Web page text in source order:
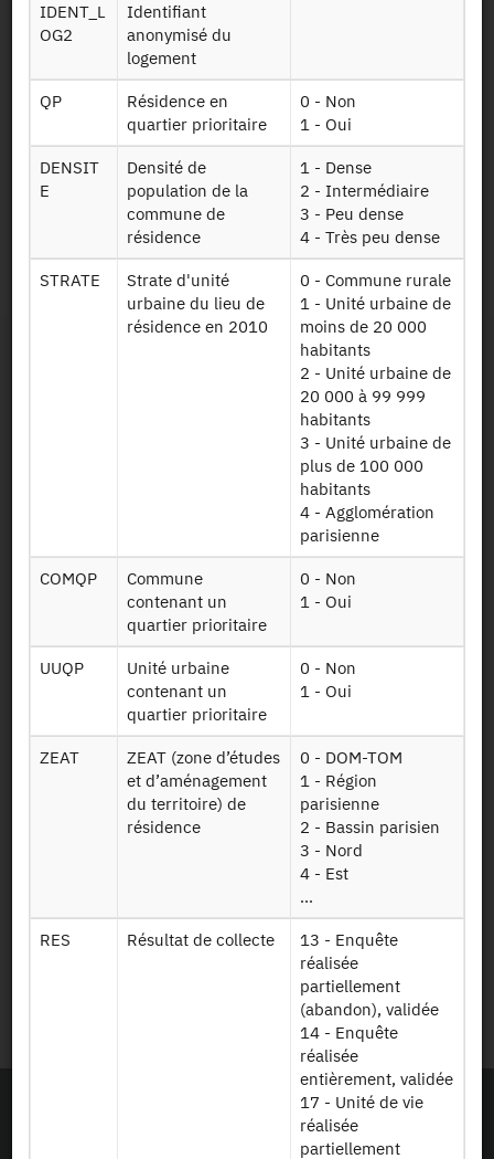
2021
Kish21aenrichi
Table "individu"
Menlog21aenrichi
Table "ménage"
2021
IDENT_L
OG2
Identifiant
anonymisé du
logement
QP
Résidence en
quartier prioritaire
0 - Non
1 - Oui
DENSIT
E
Densité de
population de la
commune de
résidence
1 - Dense
2 - Intermédiaire
3 - Peu dense
4 - Très peu dense
STRATE
Strate d'unité
urbaine du lieu de
résidence en 2010
0 - Commune rurale
1 - Unité urbaine de
moins de 20 000
habitants
2 - Unité urbaine de
20 000 à 99 999
habitants
3 - Unité urbaine de
plus de 100 000
habitants
4 - Agglomération
parisienne
COMQP
Commune
contenant un
quartier prioritaire
0 - Non
1 - Oui
UUQP
Unité urbaine
contenant un
quartier prioritaire
0 - Non
1 - Oui
ZEAT
ZEAT (zone d’études
et d’aménagement
du territoire) de
résidence
0 - DOM-TOM
1 - Région
parisienne
2 - Bassin parisien
3 - Nord
4 - Est
...
RES Résultat de collecte
13 - Enquête
réalisée
partiellement
(abandon), validée
14 - Enquête
réalisée
entièrement, validée
17 - Unité de vie
réalisée
partiellement
Identifiant persistant
2021 : https://doi.org/10.34724/CASD.7.4517.V1
Documents utiles
Recrutement
Plan d’accès
Newsletter
Presse et rapports
Marchés publics
Mentions légales
Protection des données
personnelles